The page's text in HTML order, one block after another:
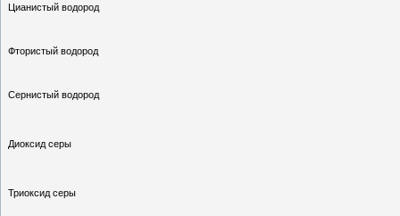
Цианистый водород
Фтористый водород
Сернистый водород
Диоксид серы
Триоксид серы